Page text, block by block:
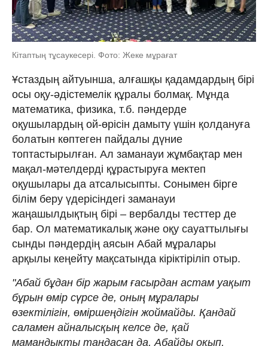
Кітаптың тұсаукесері. Фото: Жеке мұрағат
Ұстаздың айтуынша, алғашқы қадамдардың бірі
осы оқу-әдістемелік құралы болмақ. Мұнда
математика, физика, т.б. пәндерде
оқушылардың ой-өрісін дамыту үшін қолдануға
болатын көптеген пайдалы дүние
топтастырылған. Ал заманауи жұмбақтар мен
мақал-мәтелдерді құрастыруға мектеп
оқушылары да атсалысыпты. Сонымен бірге
білім беру үдерісіндегі заманауи
жаңашылдықтың бірі – вербалды тесттер де
бар. Ол математикалық және оқу сауаттылығы
сынды пәндердің аясын Абай мұралары
арқылы кеңейту мақсатында кіріктіріліп отыр.
"Абай бұдан бір жарым ғасырдан астам уақыт
бұрын өмір сүрсе де, оның мұралары
өзектілігін, өміршеңдігін жоймайды. Қандай
саламен айналысқың келсе де, қай
мамандықты таңдасаң да, Абайды оқып,